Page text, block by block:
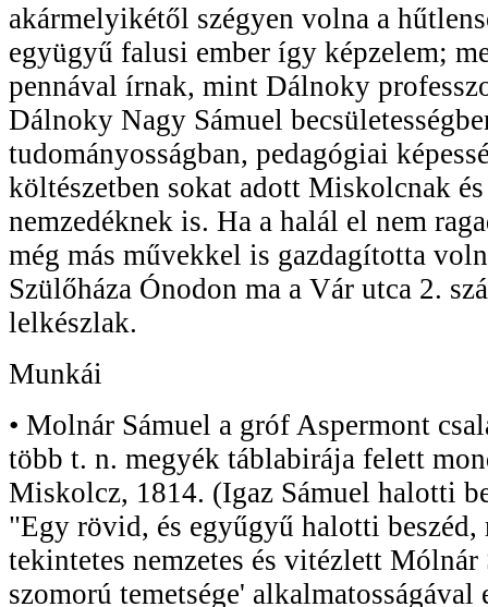
akármelyikétől szégyen volna a
együgyű falusi ember így képzelem;
pennával írnak, mint Dálnoky
Dálnoky Nagy Sámuel
tudományosságban, pedagógiai
költészetben sokat adott Miskolcnak
nemzedéknek is. Ha a halál el nem
még más művekkel is gazdagította
Szülőháza Ónodon ma a Vár utca 2.
lelkészlak.
Munkái
• Molnár Sámuel a gróf Aspermont
több t. n. megyék táblabirája felett
Miskolcz, 1814. (Igaz Sámuel halotti
"Egy rövid, és egyűgyű halotti beszéd,
tekintetes nemzetes és vitézlett Mólnár
szomorú temetsége'